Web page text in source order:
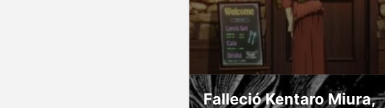
Falleció Kentaro Miura,